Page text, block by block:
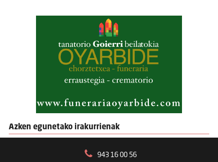
Azken egunetako irakurrienak
943 16 00 56